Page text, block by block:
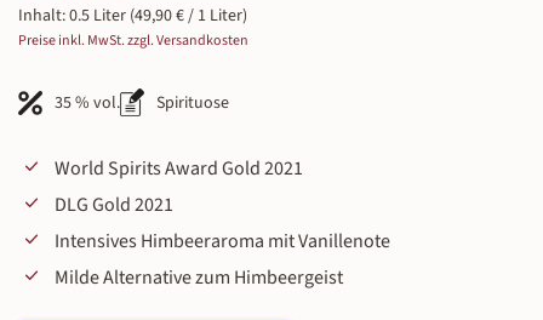
Inhalt:0.5 Liter (49,90 € / 1 Liter)
Preise inkl. MwSt. zzgl. Versandkosten
35 % vol. Spirituose
World Spirits Award Gold 2021
DLG Gold 2021
Intensives Himbeeraroma mit Vanillenote
Milde Alternative zum Himbeergeist